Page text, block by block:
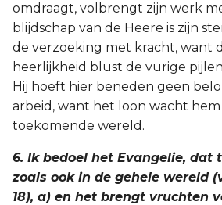
omdraagt, volbrengt zijn werk
blijdschap van de Heere is zijn
de verzoeking met kracht, want
heerlijkheid blust de vurige
Hij hoeft hier beneden geen
arbeid, want het loon wacht hem
toekomende wereld.
6. Ik bedoel het Evangelie, dat
zoals ook in de gehele wereld
18), a) en het brengt vruchten